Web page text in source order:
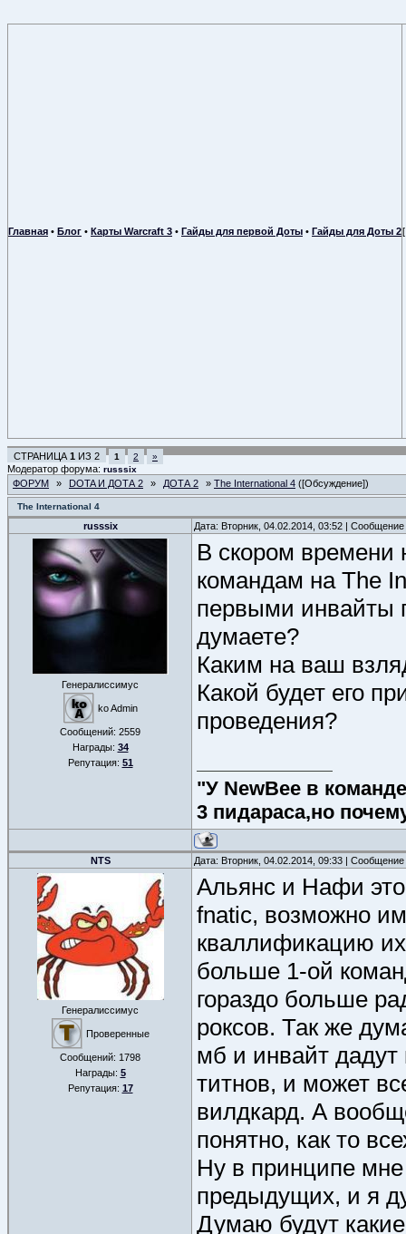
Главная • Блог • Карты Warcraft 3 • Гайды для первой Доты • Гайды для Доты 2
СТРАНИЦА 1 ИЗ 2 1 2 »
Модератор форума: russsix
ФОРУМ » DOTA И ДОТА 2 » ДОТА 2 » The International 4 ([Обсуждение])
The International 4
russsix Дата: Вторник, 04.02.2014, 03:52 |
Генералиссимус
ko Admin
Сообщений: 2559
Награды: 34
Репутация: 51
В скором времени
командам на The
первыми инвайты
думаете?
Каким на ваш
Какой будет его
проведения?
"У NewBee в
3 пидараса,но
NTS Дата: Вторник, 04.02.2014, 09:33 |
Генералиссимус
Проверенные
Сообщений: 1798
Награды: 5
Репутация: 17
Альянс и Нафи
fnatic, возможно
кваллификацию
больше 1-ой
гораздо больше
роксов. Так же
мб и инвайт дадут
титнов, и может
вилдкард. А
понятно, как то
Ну в принципе
предыдущих, и я
Думаю будут